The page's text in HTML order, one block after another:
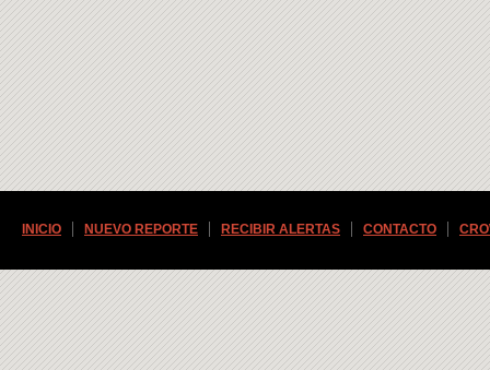
INICIO NUEVO REPORTE RECIBIR ALERTAS CONTACTO